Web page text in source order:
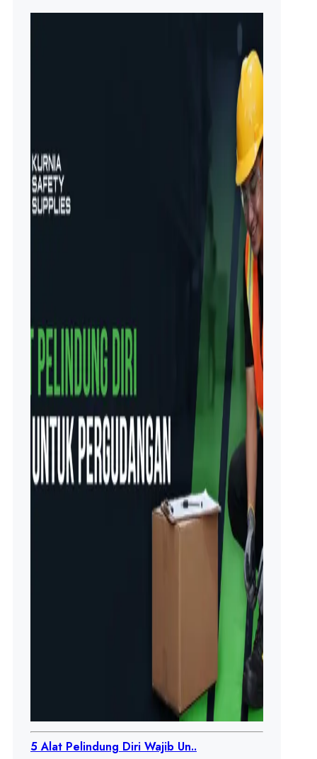
5 Alat Pelindung Diri Wajib Un..